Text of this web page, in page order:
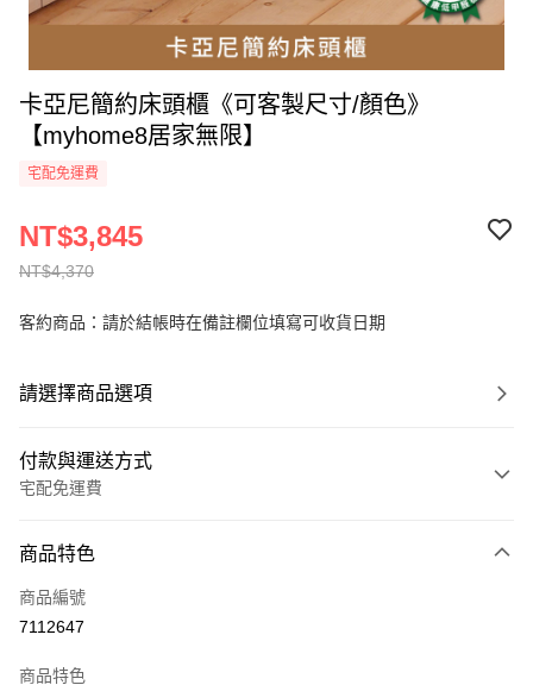
卡亞尼簡約床頭櫃《可客製尺寸/顏色》
【myhome8居家無限】
宅配免運費
NT$4,370
NT$3,845
客約商品：請於結帳時在備註欄位填寫可收貨日期
請選擇商品選項
付款與運送方式
宅配免運費
信用卡一次付款
信用卡分期付款
商品特色
商品編號
7112647
商品特色